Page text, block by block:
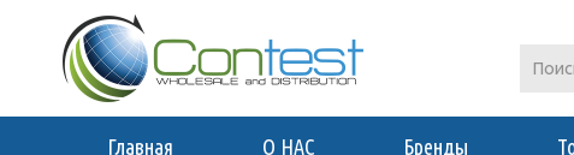
Главная О НАС Бренды